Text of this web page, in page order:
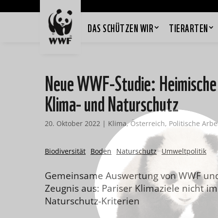
DAS SCHÜTZEN WIR TIERARTEN
Neue WWF-Studie:
Klima- und Naturschutz
20. Oktober 2022 | Klima,Österreich, Politische
Biodiversität Boden Naturschutz Umweltpolitik
Gemeinsame Auswertung von WWF
Zeugnis aus: Pariser Klimaziele nicht
Naturschutz-Kriterien